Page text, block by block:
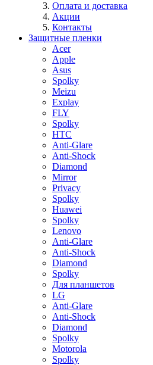
Оплата и доставка
Акции
Контакты
Защитные пленки
Acer
Apple
Asus
Spolky
Meizu
Explay
FLY
Spolky
HTC
Anti-Glare
Anti-Shock
Diamond
Mirror
Privacy
Spolky
Huawei
Spolky
Lenovo
Anti-Glare
Anti-Shock
Diamond
Spolky
Для планшетов
LG
Anti-Glare
Anti-Shock
Diamond
Spolky
Motorola
Spolky